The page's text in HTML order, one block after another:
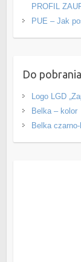
PROFIL
PUE – Jak
Do
Logo LGD
Belka – kolor
Belka czarno-